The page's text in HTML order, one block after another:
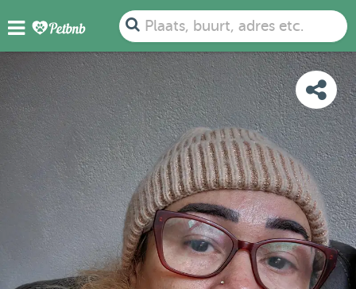
Plaats, buurt, adres etc.
FOTO'S BEOORDELINGEN KAART